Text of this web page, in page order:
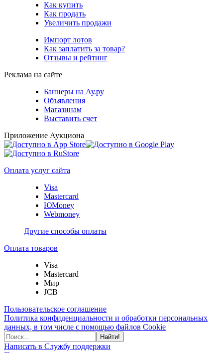
Как купить
Как продать
Увеличить продажи
Импорт лотов
Как заплатить за товар?
Отзывы и рейтинг
Реклама на сайте
Баннеры на Ау.ру
Объявления
Магазинам
Выставить счет
Приложение Аукциона
Оплата услуг сайта
Visa
Mastercard
ЮMoney
Webmoney
Другие способы оплаты
Оплата товаров
Visa
Mastercard
Мир
JCB
Пользовательское соглашение
Политика конфиденциальности и обработки персональных
данных, в том числе с помощью файлов Cookie
Найти!
Написать в Службу поддержки